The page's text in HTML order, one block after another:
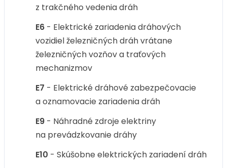
z trakčného vedenia dráh
E6 - Elektrické zariadenia dráhových
vozidiel železničných dráh vrátane
železničných vozňov a traťových
mechanizmov
E7 - Elektrické dráhové zabezpečovacie
a oznamovacie zariadenia dráh
E9- Náhradné zdroje elektriny
na prevádzkovanie dráhy
E10 - Skúšobne elektrických zariadení dráh